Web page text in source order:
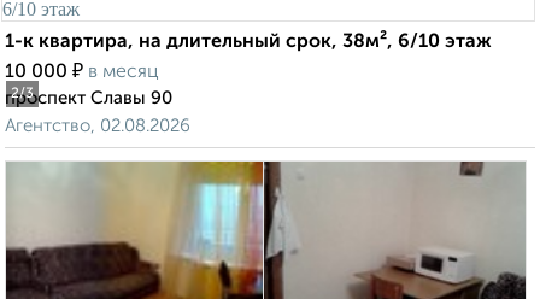
2/3
1-к квартира, на длительный срок, 38м², 6/10 этаж
10 000 ₽ в месяц
проспект Славы 90
Агентство, 02.08.2026